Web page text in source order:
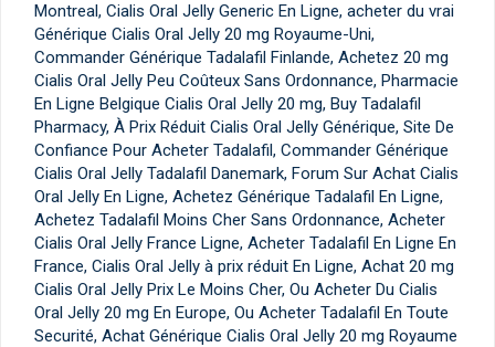
Montreal, Cialis Oral Jelly Generic En Ligne, acheter du vrai
Générique Cialis Oral Jelly 20 mg Royaume-Uni,
Commander Générique Tadalafil Finlande, Achetez 20 mg
Cialis Oral Jelly Peu Coûteux Sans Ordonnance, Pharmacie
En Ligne Belgique Cialis Oral Jelly 20 mg, Buy Tadalafil
Pharmacy, À Prix Réduit Cialis Oral Jelly Générique, Site De
Confiance Pour Acheter Tadalafil, Commander Générique
Cialis Oral Jelly Tadalafil Danemark, Forum Sur Achat Cialis
Oral Jelly En Ligne, Achetez Générique Tadalafil En Ligne,
Achetez Tadalafil Moins Cher Sans Ordonnance, Acheter
Cialis Oral Jelly France Ligne, Acheter Tadalafil En Ligne En
France, Cialis Oral Jelly à prix réduit En Ligne, Achat 20 mg
Cialis Oral Jelly Prix Le Moins Cher, Ou Acheter Du Cialis
Oral Jelly 20 mg En Europe, Ou Acheter Tadalafil En Toute
Securité, Achat Générique Cialis Oral Jelly 20 mg Royaume